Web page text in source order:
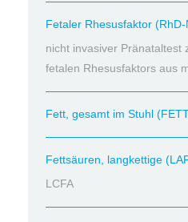
Fetaler Rhesusfaktor
nicht invasiver Pränataltest
fetalen Rhesusfaktors aus
Fett, gesamt im Stuhl
Fettsäuren, langkettige
LCFA